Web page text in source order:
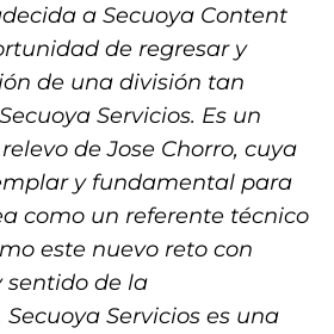
a Secuoya Content
de regresar y
de una división tan
Servicios. Es un
de Jose Chorro, cuya
y fundamental para
como un referente técnico
este nuevo reto con
sentido de la
Servicios es una